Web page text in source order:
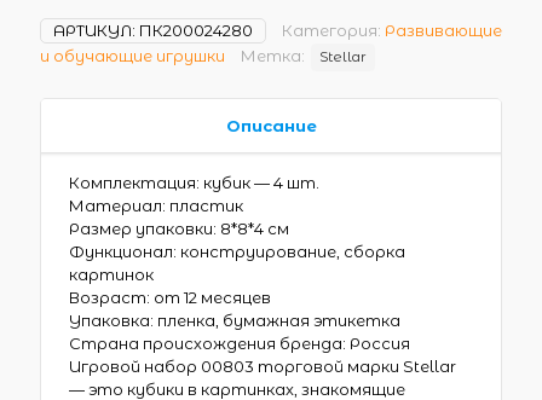
АРТИКУЛ: ПК200024280 Категория: Развивающие
и обучающие игрушки
Метка: Stellar
Описание
Комплектация: кубик — 4 шт.
Материал: пластик
Размер упаковки: 8*8*4 см
Функционал: конструирование, сборка
картинок
Возраст: от 12 месяцев
Упаковка: пленка, бумажная этикетка
Страна происхождения бренда: Россия
Игровой набор 00803 торговой марки Stellar
— это кубики в картинках, знакомящие